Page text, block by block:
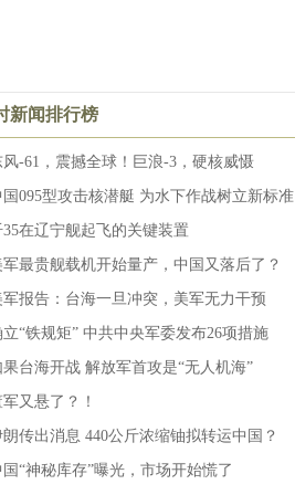
新闻排行榜
风-61，震撼全球！巨浪-3，硬核威慑
国095型攻击核潜艇 为水下作战树立新标准
35在辽宁舰起飞的关键装置
军最贵舰载机开始量产，中国又落后了？
军报告：台海一旦冲突，美军无力干预
立“铁规矩” 中共中央军委发布26项措施
果台海开战 解放军首攻是“无人机海”
又悬了？！
朗传出消息 440公斤浓缩铀拟转运中国？
国“神秘库存”曝光，市场开始慌了